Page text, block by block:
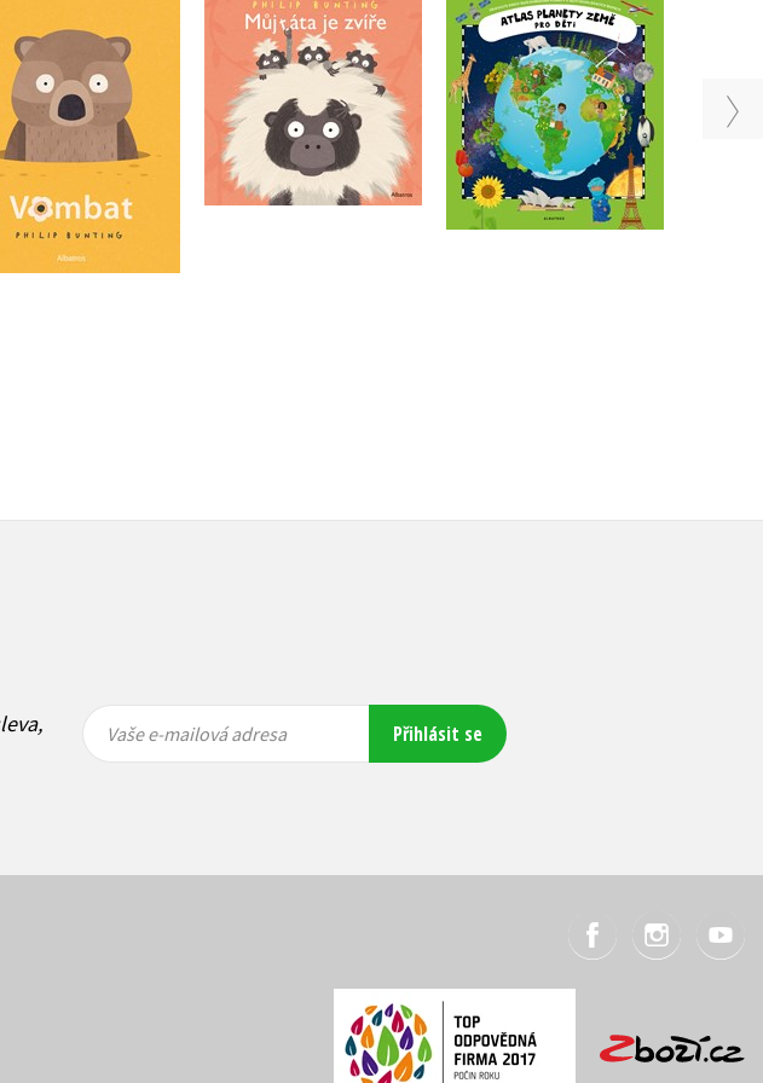
Vombat
Philip Bunting
Do košíku
269 Kč
215 Kč
Můj táta je zvíře
Philip Bunting
Atlas planety Země
Oldřich Růžička
Do košíku
mailová
mailová
Vaše e-mailová adresa Přihlásit se